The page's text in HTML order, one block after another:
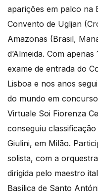
aparições em palco na
Convento de Ugljan
Amazonas (Brasil,
d’Almeida. Com
exame de entrada do
Lisboa e nos anos
do mundo em
Virtuale Soi Fiorenza
conseguiu
Giulini, em Milão.
solista, com a
dirigida pelo maestro
Basílica de Santo